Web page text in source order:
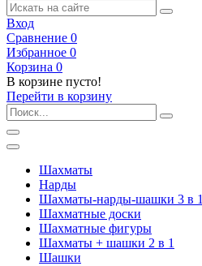
Вход
Сравнение 0
Избранное 0
Корзина 0
В корзине пусто!
Перейти в корзину
Шахматы
Нарды
Шахматы-нарды-шашки 3 в 1
Шахматные доски
Шахматные фигуры
Шахматы + шашки 2 в 1
Шашки